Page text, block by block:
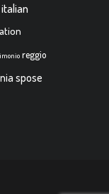
italian
reggio
spose